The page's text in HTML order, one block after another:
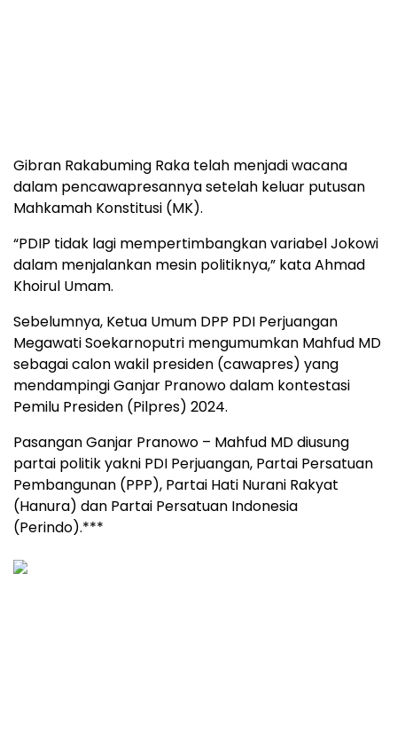
Gibran Rakabuming Raka telah menjadi wacana
dalam pencawapresannya setelah keluar putusan
Mahkamah Konstitusi (MK).
“PDIP tidak lagi mempertimbangkan variabel Jokowi
dalam menjalankan mesin politiknya,” kata Ahmad
Khoirul Umam.
Sebelumnya, Ketua Umum DPP PDI Perjuangan
Megawati Soekarnoputri mengumumkan Mahfud MD
sebagai calon wakil presiden (cawapres) yang
mendampingi Ganjar Pranowo dalam kontestasi
Pemilu Presiden (Pilpres) 2024.
Pasangan Ganjar Pranowo – Mahfud MD diusung
partai politik yakni PDI Perjuangan, Partai Persatuan
Pembangunan (PPP), Partai Hati Nurani Rakyat
(Hanura) dan Partai Persatuan Indonesia
(Perindo).***